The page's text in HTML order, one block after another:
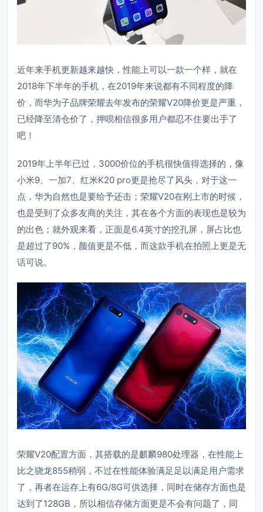
近年来手机更新越来越快，性能上可以一款一个样，就在
2018年下半年的手机，在2019年来说都有不同程度的降
价，而华为子品牌荣耀去年发布的荣耀V20降价更是严重，
已经降至清仓价了，押呗相信很多用户都忍不住要出手了
吧！
2019年上半年已过，3000价位的手机很快值得选择的，像
小米9、一加7、红米K20 pro更是抢尽了风头，对于这一
点，华为自然也是要给予还击；荣耀V20在刚上市的时候，
也是受到了众多友商的关注，其在各个方面的表现也是较为
的出色；就外观来看，正面是6.4英寸的挖孔屏，屏占比也
是超过了90%，颜值更是不低，而这款手机在拍照上更是无
话可说。
荣耀V20配置方面，其搭载的是麒麟980处理器，在性能上
比之骁龙855稍弱，不过在性能体验满足足以满足用户需求
了，再者在运存上有6G/8G可供选择，同时在储存方面也是
达到了128GB，所以相信存储方面更是不会有问题了，同